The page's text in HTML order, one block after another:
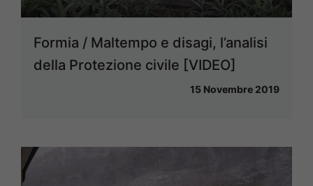
Formia / Maltempo e disagi, l’analisi
della Protezione civile [VIDEO]
15 Novembre 2019